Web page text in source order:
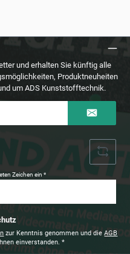
und erhalten Sie künftig alle
Produktneuheiten
um ADS Kunststofftechnik.
Zeichen ein*
zur Kenntnis genommen und dieAGB
einverstanden. *